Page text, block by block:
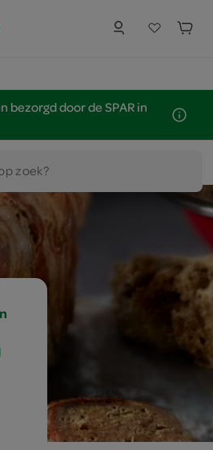
bezorgd door de SPAR in
zoek?